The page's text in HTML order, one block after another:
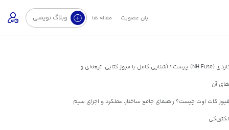
پلن عضویت مقاله ها وبلاگ نویسی
فیوز کاردی (NH Fuse) چیست؟ آشنایی کامل با فیوز کتابی، تیغه‌ای و
آن
کات اوت چیست؟ راهنمای جامع ساختار، عملکرد و اجزای سیم